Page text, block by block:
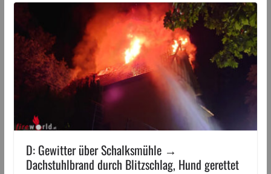
D: Gewitter über Schalksmühle →
Dachstuhlbrand durch Blitzschlag, Hund gerettet